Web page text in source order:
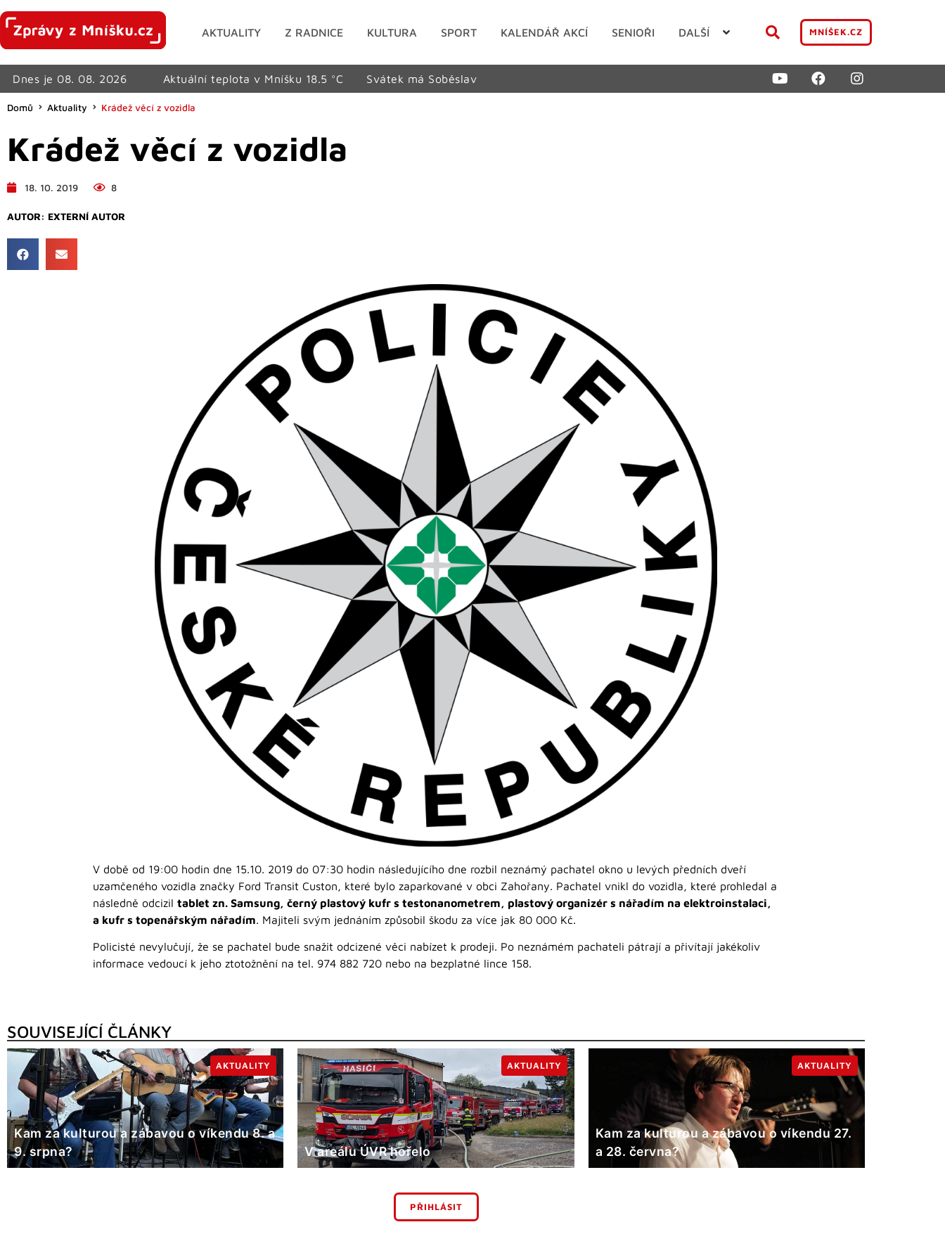
AKTUALITY Z RADNICE KULTURA SPORT KALENDÁŘ AKCÍ SENIOŘI DALŠÍ MNÍŠEK.CZ
Dnes je 08. 08. 2026 Aktuální teplota v Mníšku 18.5 °C Svátek má Soběslav
Domů Aktuality Krádež věcí z vozidla
Krádež věcí z vozidla
18. 10. 2019 8
AUTOR: EXTERNÍ AUTOR
V době od 19:00 hodin dne 15.10. 2019 do 07:30 hodin následujícího dne rozbil neznámý pachatel okno u levých předních dveří
uzamčeného vozidla značky Ford Transit Custon, které bylo zaparkované v obci Zahořany. Pachatel vnikl do vozidla, které prohledal a
následně odcizil tablet zn. Samsung, černý plastový kufr s testonanometrem, plastový organizér s nářadím na elektroinstalaci,
a kufr s topenářským nářadím . Majiteli svým jednáním způsobil škodu za více jak 80 000 Kč.
Policisté nevylučují, že se pachatel bude snažit odcizené věci nabízet k prodeji. Po neznámém pachateli pátrají a přivítají jakékoliv
informace vedoucí k jeho ztotožnění na tel. 974 882 720 nebo na bezplatné lince 158.
SOUVISEJÍCÍ ČLÁNKY
Kam za kulturou a zábavou o víkendu 8. a
9. srpna?
AKTUALITY
V areálu ÚVR hořelo
AKTUALITY
Kam za kulturou a zábavou o víkendu 27.
a 28. června?
AKTUALITY
PŘIHLÁSIT